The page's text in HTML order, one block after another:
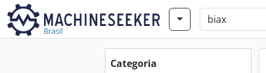
Brasil
Categoria